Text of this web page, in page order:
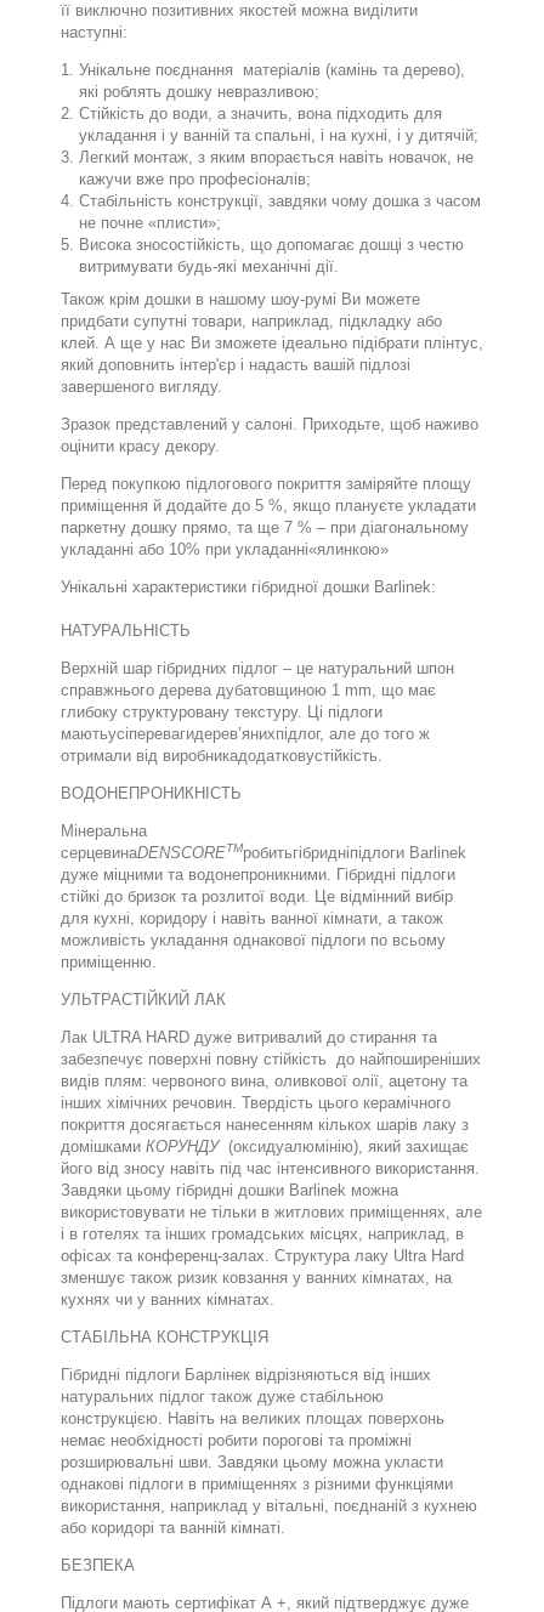
її виключно позитивних якостей можна виділити
наступні:
Унікальне поєднання
матеріалів (камінь та дерево),
які роблять дошку невразливою;
Стійкість до води, а значить, вона підходить для
укладання і у ванній та спальні, і на кухні, і у дитячій;
Легкий монтаж, з яким впорається навіть новачок, не
кажучи вже про професіоналів;
Стабільність конструкції, завдяки чому дошка з часом
не почне «плисти»;
Висока зносостійкість, що допомагає дошці з честю
витримувати будь-які механічні дії.
Також крім дошки в нашому шоу-румі Ви можете
придбати супутні товари, наприклад, підкладку або
клей. А ще у нас Ви зможете ідеально підібрати плінтус,
який доповнить інтер'єр і надасть вашій підлозі
завершеного вигляду.
Зразок представлений у салоні. Приходьте, щоб наживо
оцінити красу декору.
Перед покупкою підлогового покриття заміряйте площу
приміщення й додайте до 5 %, якщо плануєте укладати
паркетну дошку прямо, та ще 7 % – при діагональному
укладанні або 10% при укладанні«ялинкою»
Унікальні характеристики гібридної дошки Barlinek:
НАТУРАЛЬНІСТЬ
Верхній шар гібридних підлог – це натуральний шпон
справжнього дерева дубатовщиною 1 mm, що має
глибоку структуровану текстуру. Ці підлоги
маютьусіперевагидерев’янихпідлог, але до того ж
отримали від виробникадодатковустійкість.
ВОДОНЕПРОНИКНІСТЬ
Мінеральна
серцевинаDENSCORETMробитьгібридніпідлоги Barlinek
дуже міцними та водонепроникними. Гібридні підлоги
стійкі до бризок та розлитої води. Це відмінний вибір
для кухні, коридору і навіть ванної кімнати, а також
можливість укладання однакової підлоги по всьому
приміщенню.
УЛЬТРАСТІЙКИЙ ЛАК
Лак ULTRA HARD дуже витривалий до стирання та
забезпечує поверхні повну стійкість до найпоширеніших
видів плям: червоного вина, оливкової олії, ацетону та
інших хімічних речовин. Твердість цього керамічного
покриття досягається нанесенням кількох шарів лаку з
домішками КОРУНДУ (оксидуалюмінію), який захищає
його від зносу навіть під час інтенсивного використання.
Завдяки цьому гібридні дошки Barlinek можна
використовувати не тільки в житлових приміщеннях, але
і в готелях та інших громадських місцях, наприклад, в
офісах та конференц-залах. Структура лаку Ultra Hard
зменшує також ризик ковзання у ванних кімнатах, на
кухнях чи у ванних кімнатах.
СТАБІЛЬНА КОНСТРУКЦІЯ
Гібридні підлоги Барлінек відрізняються від інших
натуральних підлог також дуже стабільною
конструкцією. Навіть на великих площах поверхонь
немає необхідності робити порогові та проміжні
розширювальні шви. Завдяки цьому можна укласти
однакові підлоги в приміщеннях з різними функціями
використання, наприклад у вітальні, поєднаній з кухнею
або коридорі та ванній кімнаті.
БЕЗПЕКА
Підлоги мають сертифікат А +, який підтверджує дуже